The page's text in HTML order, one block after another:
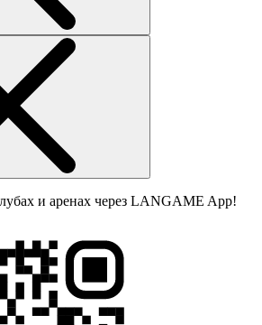
и аренах через LANGAME App!